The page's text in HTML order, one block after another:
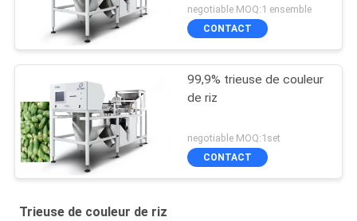
negotiable MOQ:1 ensemble
CONTACT
99,9% trieuse de couleur
de riz
negotiable MOQ:1set
CONTACT
Trieuse de couleur de riz